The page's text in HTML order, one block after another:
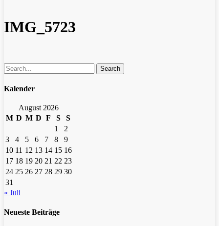
IMG_5723
Search
Kalender
August 2026
M D M D F S
S
1
2
3
4 5 6 7 8
9
10 11 12 13 14 15 16
17 18 19 20 21 22 23
24 25 26 27 28 29 30
31
« Juli
Neueste Beiträge